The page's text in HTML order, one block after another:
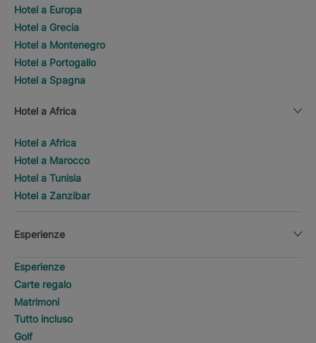
Hotel a Europa
Hotel a Grecia
Hotel a Montenegro
Hotel a Portogallo
Hotel a Spagna
Hotel a Africa
Hotel a Africa
Hotel a Marocco
Hotel a Tunisia
Hotel a Zanzibar
Esperienze
Esperienze
Carte regalo
Matrimoni
Tutto incluso
Golf